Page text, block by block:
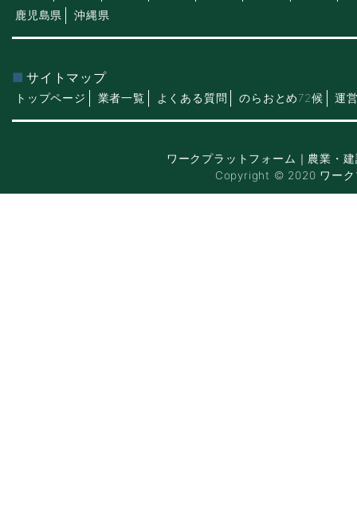
鹿児島県
沖縄県
サイトマップ
トップページ 業者一覧 よくある質問 のらおとめ72候 運
ワークプラットフォーム｜農業・
Copyright © 2020 ワーク